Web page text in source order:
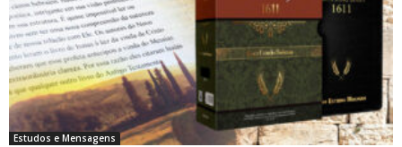
Estudos e Mensagens